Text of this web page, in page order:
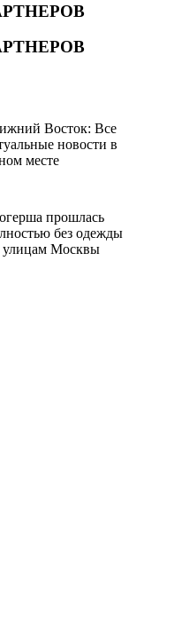
Восток: Все
новости в
месте
прошлась
без одежды
улицам Москвы